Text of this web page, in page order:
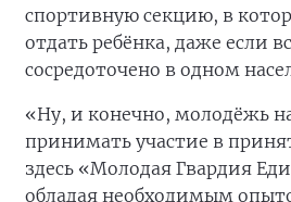
спортивную секцию, в
отдать ребёнка, даже если
сосредоточено в одном
«Ну, и конечно, молодёжь
принимать участие в
здесь «Молодая Гвардия
обладая необходимым